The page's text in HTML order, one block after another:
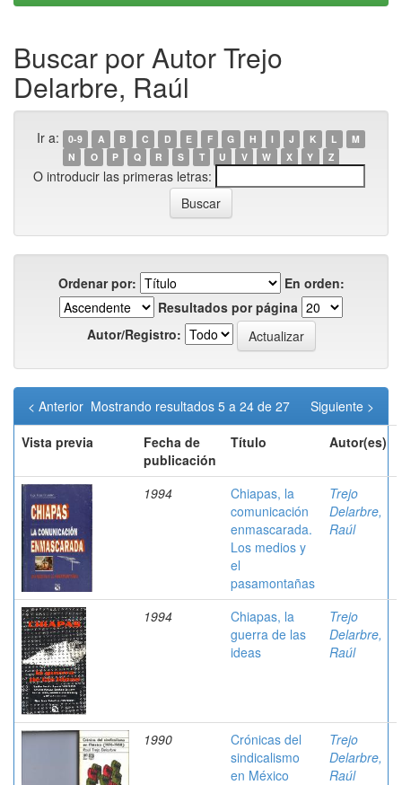
Buscar por Autor Trejo
Delarbre, Raúl
Ir a: 0-9 A B C D E F G H I J K L
M
N
O P Q R S T U V W X Y Z
O introducir las primeras letras:
Ordenar por:
En orden:
Resultados por página
Autor/Registro:
Mostrando resultados 5 a 24 de 27
< Anterior
Siguiente >
Vista previa
Fecha de
publicación
Título Autor(es)
1994
Chiapas, la
comunicación
enmascarada.
Los medios y
el
pasamontañas
Trejo
Delarbre,
Raúl
1994
Chiapas, la
guerra de las
ideas
Trejo
Delarbre,
Raúl
1990
Crónicas del
sindicalismo
en México
Trejo
Delarbre,
Raúl